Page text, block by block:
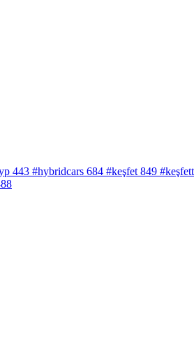
443 #hybridcars 684 #keşfet 849